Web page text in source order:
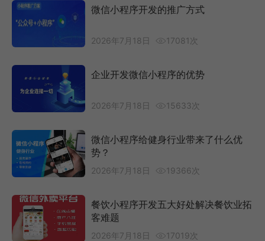
微信小程序开发的推广方式
2026年7月18日 17081次
企业开发微信小程序的优势
2026年7月18日 15633次
微信小程序给健身行业带来了什么优
势？
2026年7月18日 19366次
餐饮小程序开发五大好处解决餐饮业拓
客难题
2026年7月18日 17019次